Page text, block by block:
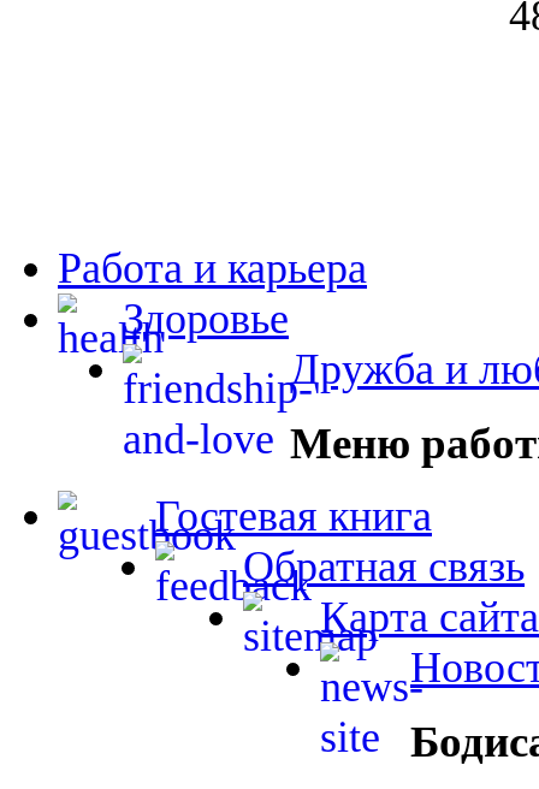
Работа и карьера
Здоровье
Дружба и
Меню
Гостевая книга
Обратная связь
Карта сайта